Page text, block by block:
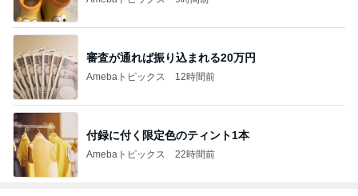
審査が通れば振り込まれる20万円
Amebaトピックス 12時間前
付録に付く限定色のティント1本
Amebaトピックス 22時間前